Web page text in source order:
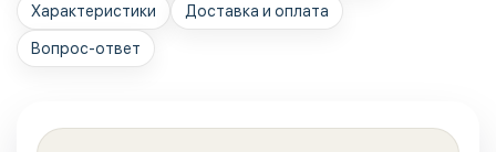
Характеристики Доставка и оплата
Вопрос-ответ